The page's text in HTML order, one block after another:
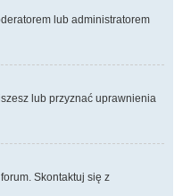
lub administratorem
lub przyznać uprawnienia
Skontaktuj się z